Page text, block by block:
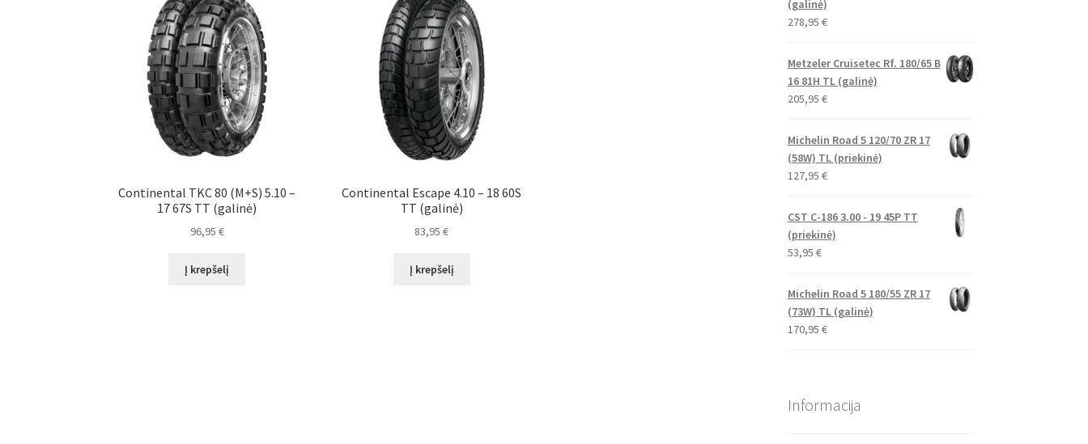
Continental TKC 80 (M+S) 5.10 –
17 67S TT (galinė)
96,95 €
Į krepšelį
Continental Escape 4.10 – 18 60S
TT (galinė)
83,95€
Į krepšelį
(galinė)
278,95 €
Metzeler Cruisetec Rf. 180/65 B
16 81H TL (galinė)
205,95 €
Michelin Road 5 120/70 ZR 17
(58W) TL (priekinė)
127,95 €
CST C-186 3.00 - 19 45P TT
(priekinė)
53,95 €
Michelin Road 5 180/55 ZR 17
(73W) TL (galinė)
170,95 €
Informacija